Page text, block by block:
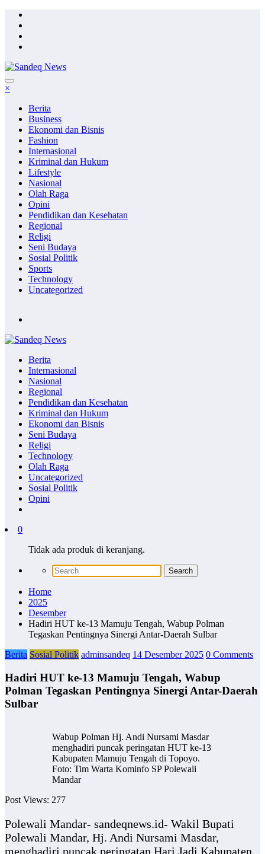
Skip
content
×
Berita
Business
Ekonomi dan Bisnis
Fashion
Internasional
Kriminal dan Hukum
Lifestyle
Nasional
Olah Raga
Opini
Pendidikan dan Kesehatan
Regional
Religi
Seni Budaya
Sosial Politik
Sports
Technology
Uncategorized
Berita
Internasional
Nasional
Regional
Pendidikan dan Kesehatan
Kriminal dan Hukum
Ekonomi dan Bisnis
Seni Budaya
Religi
Technology
Olah Raga
Uncategorized
Sosial Politik
Opini
0
Tidak ada produk di keranjang.
Home
2025
Desember
Hadiri HUT ke-13 Mamuju Tengah, Wabup Polman
Tegaskan Pentingnya Sinergi Antar-Daerah Sulbar
Berita Sosial Politik adminsandeq 14 Desember 2025 0 Comments
Hadiri HUT ke-13 Mamuju Tengah, Wabup
Polman Tegaskan Pentingnya Sinergi Antar-Daerah
Sulbar
Wabup Polman Hj. Andi Nursami Masdar
menghadiri puncak peringatan HUT ke-13
Kabupaten Mamuju Tengah di Topoyo.
Foto: Tim Warta Kominfo SP Polewali
Mandar
Post Views: 277
Polewali Mandar- sandeqnews.id- Wakil Bupati
Polewali Mandar, Hj. Andi Nursami Masdar,
menghadiri puncak peringatan Hari Jadi Kabupaten